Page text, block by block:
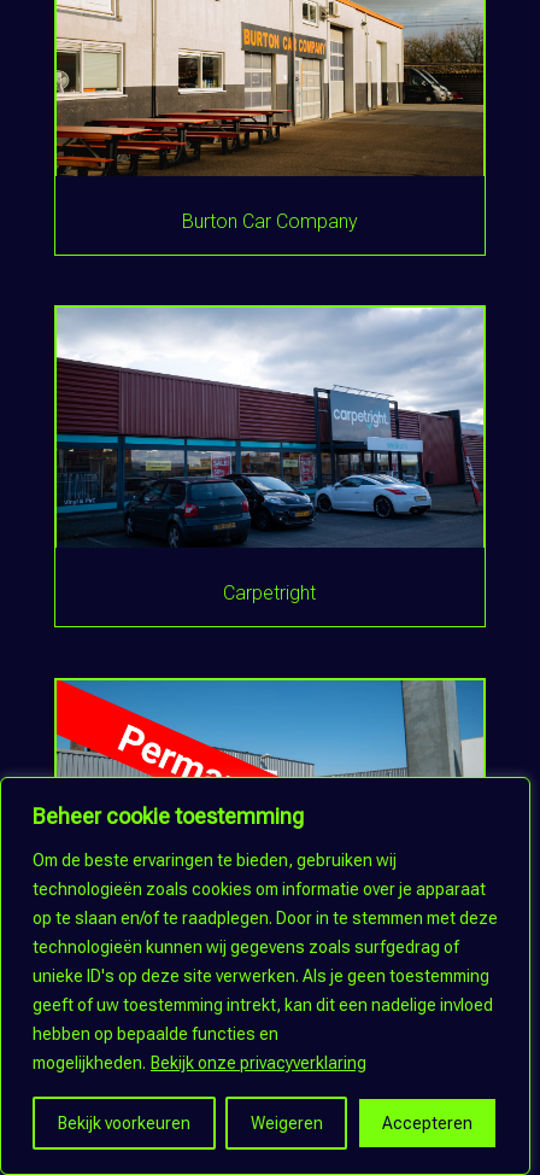
Beheer cookie toestemming
Om de beste ervaringen te bieden, gebruiken wij
technologieën zoals cookies om informatie over je apparaat
op te slaan en/of te raadplegen. Door in te stemmen met deze
technologieën kunnen wij gegevens zoals surfgedrag of
unieke ID's op deze site verwerken. Als je geen toestemming
geeft of uw toestemming intrekt, kan dit een nadelige invloed
hebben op bepaalde functies en
mogelijkheden. Bekijk onze privacyverklaring
Bekijk voorkeuren Weigeren Accepteren
Burton Car Company
Carpetright
Ced’or Badkamers